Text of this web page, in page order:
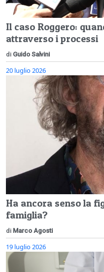
Il caso Roggero:
attraverso i processi
di Guido Salvini
20 luglio 2026
Ha ancora senso la
famiglia?
di Marco Agosti
19 luglio 2026